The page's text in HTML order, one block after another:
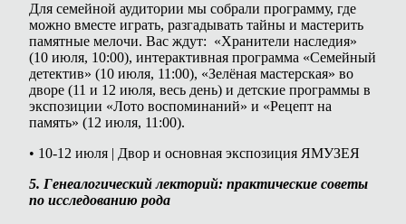
Для семейной аудитории мы собрали программу, где
можно вместе играть, разгадывать тайны и мастерить
памятные мелочи. Вас ждут: «Хранители наследия»
(10 июля, 10:00), интерактивная программа «Семейный
детектив» (10 июля, 11:00), «Зелёная мастерская» во
дворе (11 и 12 июля, весь день) и детские программы в
экспозиции «Лото воспоминаний» и «Рецепт на
память» (12 июля, 11:00).
• 10-12 июля | Двор и основная экспозиция ЯМУЗЕЯ
5. Генеалогический лекторий: практические советы
по исследованию рода